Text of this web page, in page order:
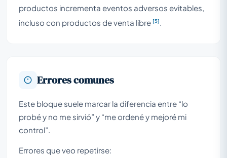
productos incrementa eventos adversos evitables,
incluso con productos de venta libre [5]
Errores comunes
Este bloque suele marcar la diferencia entre “lo
probé y no me sirvió” y “me ordené y mejoré mi
control”.
Errores que veo repetirse: